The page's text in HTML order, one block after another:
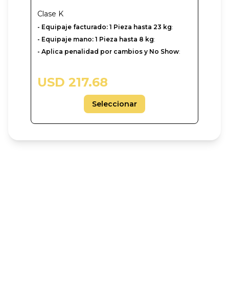
Clase K
- Equipaje facturado: 1 Pieza hasta 23 kg:
- Equipaje mano: 1 Pieza hasta 8 kg:
- Aplica penalidad por cambios y No Show:
USD 217.68
Seleccionar